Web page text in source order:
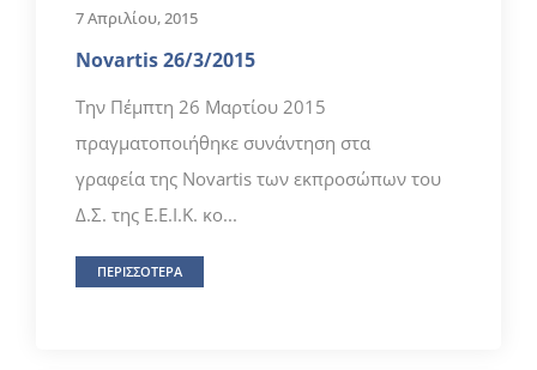
7 Απριλίου, 2015
Novartis 26/3/2015
Την Πέμπτη 26 Μαρτίου 2015
πραγματοποιήθηκε συνάντηση στα
γραφεία της Novartis των εκπροσώπων του
Δ.Σ. της Ε.Ε.Ι.Κ. κο...
ΠΕΡΙΣΣΟΤΕΡΑ